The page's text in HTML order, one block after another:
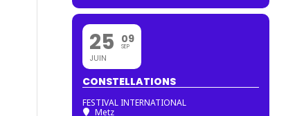
25
JUIN
09
SEP
CONSTELLATIONS
FESTIVAL INTERNATIONAL
Metz